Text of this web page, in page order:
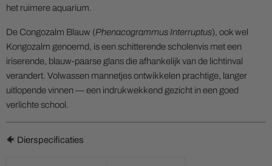
het ruimere aquarium.
De Congozalm Blauw (Phenacogrammus Interruptus), ook wel
Kongozalm genoemd, is een schitterende scholenvis met een
iriserende, blauw-paarse glans die afhankelijk van de lichtinval
verandert. Volwassen mannetjes ontwikkelen prachtige, langer
uitlopende vinnen — een indrukwekkend gezicht in een goed
verlichte school.
🐠 Dierspecificaties